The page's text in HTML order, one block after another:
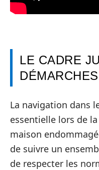
LE CADRE
La navigation dans
essentielle lors de
maison
de suivre un
de respecter les